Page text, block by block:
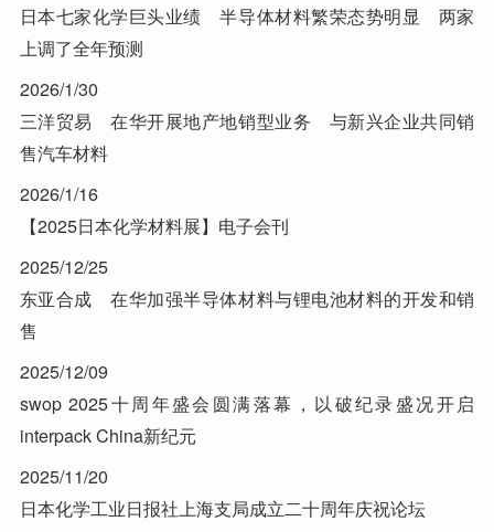
日本七家化学巨头业绩 半导体材料繁荣态势明显 两家
上调了全年预测
2026/1/30
三洋贸易 在华开展地产地销型业务 与新兴企业共同销
售汽车材料
2026/1/16
【2025日本化学材料展】电子会刊
2025/12/25
东亚合成 在华加强半导体材料与锂电池材料的开发和销
售
2025/12/09
swop 2025十周年盛会圆满落幕，以破纪录盛况开启
interpack China新纪元
2025/11/20
日本化学工业日报社上海支局成立二十周年庆祝论坛